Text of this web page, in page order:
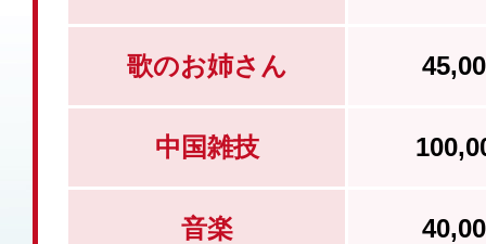
歌のお姉さん
中国雑技
音楽